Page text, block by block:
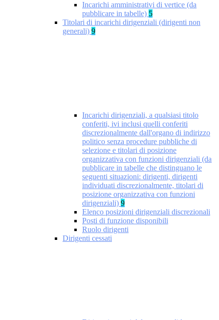
Incarichi amministrativi di vertice (da
pubblicare in tabelle) 5
Titolari di incarichi dirigenziali (dirigenti non
generali) 9
Incarichi dirigenziali, a qualsiasi titolo
conferiti, ivi inclusi quelli conferiti
discrezionalmente dall'organo di indirizzo
politico senza procedure pubbliche di
selezione e titolari di posizione
organizzativa con funzioni dirigenziali (da
pubblicare in tabelle che distinguano le
seguenti situazioni: dirigenti, dirigenti
individuati discrezionalmente, titolari di
posizione organizzativa con funzioni
dirigenziali) 9
Elenco posizioni dirigenziali discrezionali
Posti di funzione disponibili
Ruolo dirigenti
Dirigenti cessati